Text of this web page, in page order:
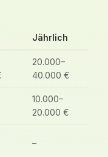
Jährlich
20.000–
40.000 €
10.000–
20.000 €
–